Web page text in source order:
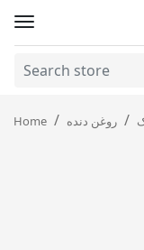
Home روغن دنده